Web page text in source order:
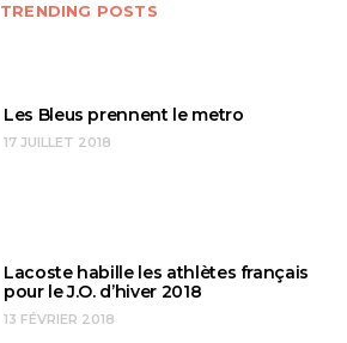
TRENDING POSTS
Les Bleus prennent le metro
17 JUILLET 2018
Lacoste habille les athlètes français
pour le J.O. d’hiver 2018
13 FÉVRIER 2018